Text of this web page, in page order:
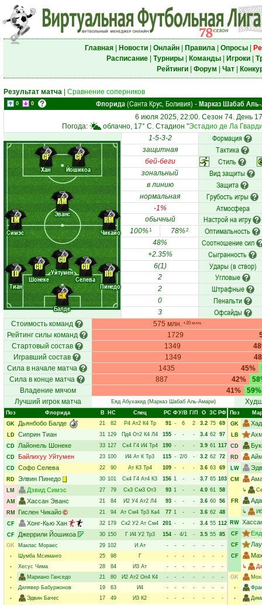
Главная| Новости| Онлайн| Правила| Опросы|
Расписание| Турниры| Команды| Игроки|
Рейтинги| Форум Чат|
Результат матча Сравнение соперников
0 0 Флорида(Санта Крус, Боливия) - Марказ Шабаб
6 июля 2025, 22:00. Сезон 74. День
Погода:
облачно, 17° C. Стадион "Эстадио де Ла
Балде
Тиан
Шонеке
Уйтумен
Селева
Пинедо
Симэс
Эванс
Чикайо
Хан Йошикоа
GK
LD
CD
CD
CD
RD
LM
AM
RM
CF CF
1-5-3-2 Формация
защитная Тактика
бей-беги Стиль
зональный Вид защиты
в линию Защита
нормальная Грубость игры
-1% Атмосфера
обычный Настрой на игру
100%1 78%2 Оптимальность
48% Соотношение сил
+2.35% Сыгранность
6(1) Удары (в створ)
2 Угловые
2 Штрафные
0 Пенальти
3 Офсайды
Стоимость команд 575 млн. +20 млн.
Рейтинг силы команд 1729
Стартовый состав
1349
Игравший состав
1349
Сила в начале матча
1435 45%
Сила в конце матча
887 42%
Владение мячом
41%
59%
Лучший игрок матча
Еяд Абухакид(Марказ Шабаб Аль-Амари)
Поз Флорида В НC Спец РC ФУ/В Г/П О ЗС РФ
GK
Дьянбобо Балде 21 82 Р4 Ат2 К4 Тр 91 - 6 2 3.2 75 69
LD
Сиприн Тиан 31 129 Пд4 От2 К4 Л4 155 - - - 3.4 62 97
CD
Лайонель Шонеке 33 127 Ск4 Г4 И4 Тр4 190 - - - 3.9 61 117
CD
Байлихуу Уйтумен 23 100 И4 Ат К Тр3 115 - 2/0 - 3.2 62 72
CD
Софо Селева 22 90 Ат К3 Тр4 109 - - - 3.6 63 69
RD Элвин Пинедо 30 101 Ск4 Г4 Ат4 К3 156 1 - - 3.7 65 103
LM
Дэвид Симэс 27 79 Ск3 См3 От3 93 1 - - 4.0 61 58
AM
Хассан Эванс 21 84 И2 У4 Ат2 Л4 93 - - - 3.6 60 56
RM
Гислен Чикайо 21 94 Ат См4 Тр3 Ка4 77 1 - - 3.6 62 48
CF
Хонг-Кью Хан 32 179 Ск2 У2 Ат См4 201 - - - 3.4 55 112
CF
Джеррили Йошикоа 30 150 Г И4 У2 Тр3 154 - 4/1 - 3.5 55 85
GK
Маклас Мораес 29 102 И Ат - - - - - -
-
-
Шумба Мсиманго 25 98 Г - - - - - -
-
-
Хесус Чима 28 84 И3 Ат - - - - - -
-
-
Мариано Ганседо 21 80 И2 Ат2 Оп4 К4 - - - - - -
-
-
Дилявер Бабуржонов 19 63 И4 - - - - - -
-
-
Эдвин Бачес 17 49 И3 К2 - - - - - -
-
Поз
GK
LB
CD
RD
LW
CM
↳
FR
↳
RW
CF
CF
CF
↳
GK
-
-